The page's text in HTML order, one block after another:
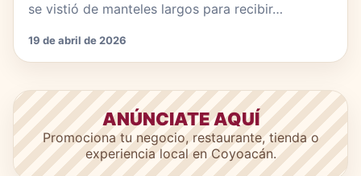
se vistió de manteles largos para recibir…
19 de abril de 2026
ANÚNCIATE AQUÍ
Promociona tu negocio, restaurante, tienda o
experiencia local en Coyoacán.